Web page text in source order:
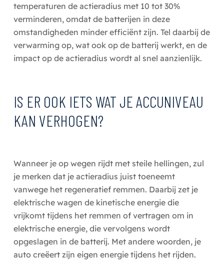
temperaturen de actieradius met 10 tot 30%
verminderen, omdat de batterijen in deze
omstandigheden minder efficiënt zijn. Tel daarbij de
verwarming op, wat ook op de batterij werkt, en de
impact op de actieradius wordt al snel aanzienlijk.
IS ER OOK IETS WAT JE ACCUNIVEAU
KAN VERHOGEN?
Wanneer je op wegen rijdt met steile hellingen, zul
je merken dat je actieradius juist toeneemt
vanwege het regeneratief remmen. Daarbij zet je
elektrische wagen de kinetische energie die
vrijkomt tijdens het remmen of vertragen om in
elektrische energie, die vervolgens wordt
opgeslagen in de batterij. Met andere woorden, je
auto creëert zijn eigen energie tijdens het rijden.